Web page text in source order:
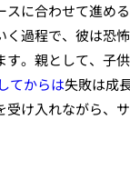
に合わせて進める
く過程で、彼は恐
。親として、子
てからは失敗は成
け入れながら、